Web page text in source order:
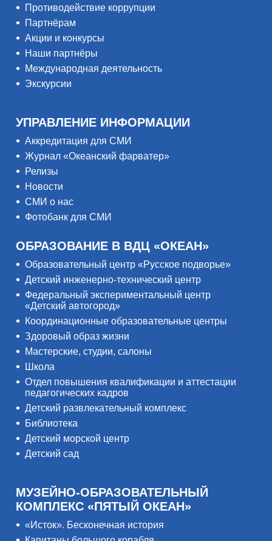
Противодействие коррупции
Партнёрам
Акции и конкурсы
Наши партнёры
Международная деятельность
Экскурсии
УПРАВЛЕНИЕ ИНФОРМАЦИИ
Аккредитация для СМИ
Журнал «Океанский фарватер»
Релизы
Новости
СМИ о нас
Фотобанк для СМИ
ОБРАЗОВАНИЕ В ВДЦ «ОКЕАН»
Образовательный центр «Русское подворье»
Детский инженерно-технический центр
Федеральный экспериментальный центр
«Детский автогород»
Координационные образовательные центры
Здоровый образ жизни
Мастерские, студии, салоны
Школа
Отдел повышения квалификации и аттестации
педагогических кадров
Детский развлекательный комплекс
Библиотека
Детский морской центр
Детский сад
МУЗЕЙНО-ОБРАЗОВАТЕЛЬНЫЙ
КОМПЛЕКС «ПЯТЫЙ ОКЕАН»
«Исток». Бесконечная история